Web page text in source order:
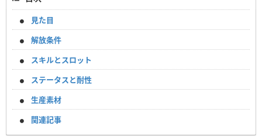
見た目
解放条件
スキルとスロット
ステータスと耐性
生産素材
関連記事